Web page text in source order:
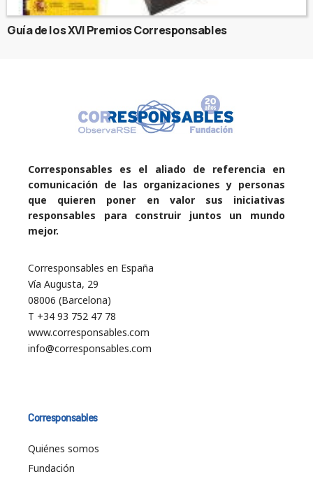
Guía de los XVI Premios Corresponsables
Corresponsables es el aliado de referencia en
comunicación de las organizaciones y personas
que quieren poner en valor sus iniciativas
responsables para construir juntos un mundo
mejor.
Corresponsables en España
Vía Augusta, 29
08006 (Barcelona)
T +34 93 752 47 78
www.corresponsables.com
info@corresponsables.com
Corresponsables
Quiénes somos
Fundación